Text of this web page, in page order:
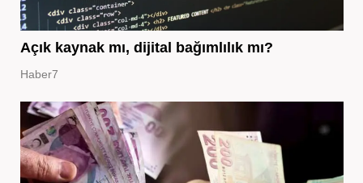
Açık kaynak mı, dijital bağımlılık mı?
Haber7